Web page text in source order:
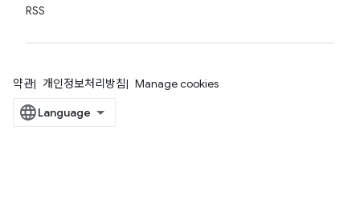
RSS
약관 개인정보처리방침 Manage cookies